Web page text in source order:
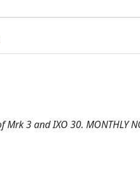
3 and IXO 30. MONTHLY